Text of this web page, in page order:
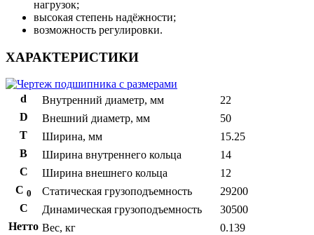
нагрузок;
высокая степень надёжности;
возможность регулировки.
ХАРАКТЕРИСТИКИ
d Внутренний диаметр, мм
22
D
Внешний диаметр, мм
50
T
Ширина, мм
15.25
B
Ширина внутреннего кольца
14
С
Ширина внешнего кольца
12
С 0 Статическая грузоподъемность
29200
C
Динамическая грузоподъемность
30500
Нетто Вес, кг
0.139